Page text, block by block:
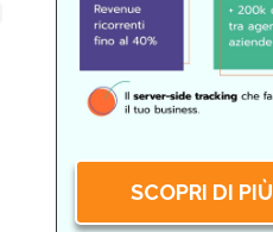
SCOPRI DI PIÙ